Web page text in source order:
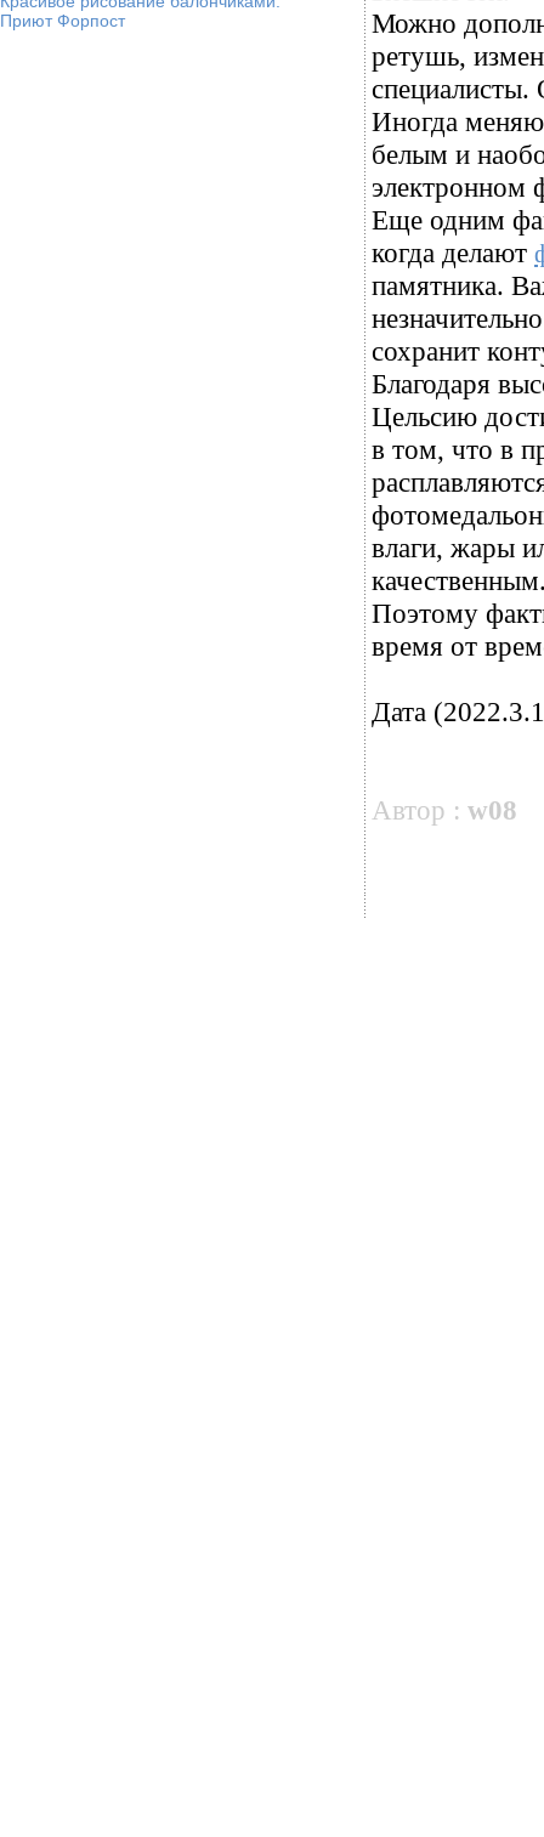
Приют Форпост
Можно
ретушь,
специалисты.
Иногда
белым и
электронном
Еще одним
когда делают
памятника.
сохранит
Благодаря
Цельсию
в том, что в
влаги, жары
Поэтому
время от
Дата
Автор : w08